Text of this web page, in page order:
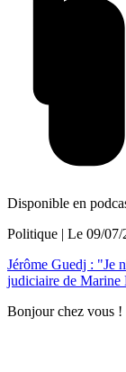
Disponible en
Politique | Le 09/07/
Jérôme Guedj : "Je
judiciaire de Marine
Bonjour chez vous !